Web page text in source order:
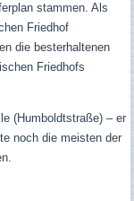
stammen. Als
Friedhof
die besterhaltenen
Friedhofs
(Humboldtstraße) – er
noch die meisten der